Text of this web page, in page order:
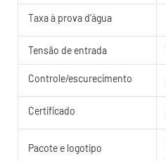
Taxa à prova d'água
Tensão de entrada
Controle/escurecimento
Certificado
Pacote e logotipo